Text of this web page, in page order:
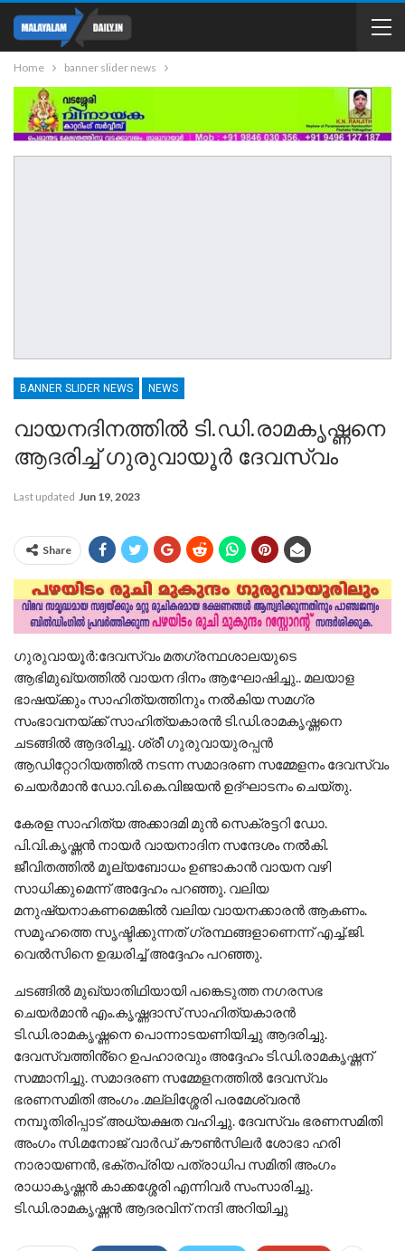
Home banner slider news
BANNER SLIDER NEWS NEWS
വായനദിനത്തിൽ ടി.ഡി.രാമകൃഷ്ണനെ
ആദരിച്ച് ഗുരുവായൂർ ദേവസ്വം
Last updated Jun 19, 2023
Share
ഗുരുവായൂർ:ദേവസ്വം മതഗ്രന്ഥശാലയുടെ
ആഭിമുഖ്യത്തിൽ വായന ദിനം ആഘോഷിച്ചു.. മലയാള
ഭാഷയ്ക്കും സാഹിത്യത്തിനും നൽകിയ സമഗ്ര
സംഭാവനയ്ക്ക് സാഹിത്യകാരൻ ടി.ഡി.രാമകൃഷ്ണനെ
ചടങ്ങിൽ ആദരിച്ചു. ശ്രീ ഗുരുവായുരപ്പൻ
ആഡിറ്റോറിയത്തിൽ നടന്ന സമാദരണ സമ്മേളനം ദേവസ്വം
ചെയർമാൻ ഡോ.വി.കെ.വിജയൻ ഉദ്ഘാടനം ചെയ്തു.
കേരള സാഹിത്യ അക്കാദമി മുൻ സെക്രട്ടറി ഡോ.
പി.വി.കൃഷ്ണൻ നായർ വായനാദിന സന്ദേശം നൽകി.
ജീവിതത്തിൽ മൂല്യബോധം ഉണ്ടാകാൻ വായന വഴി
സാധിക്കുമെന്ന് അദ്ദേഹം പറഞ്ഞു. വലിയ
മനുഷ്യനാകണമെങ്കിൽ വലിയ വായനക്കാരൻ ആകണം.
സമൂഹത്തെ സൃഷ്ടിക്കുന്നത് ഗ്രന്ഥങ്ങളാണെന്ന് എച്ച്.ജി.
വെൽസിനെ ഉദ്ധരിച്ച് അദ്ദേഹം പറഞ്ഞു.
ചടങ്ങിൽ മുഖ്യാതിഥിയായി പങ്കെടുത്ത നഗരസഭ
ചെയർമാൻ എം.കൃഷ്ണദാസ് സാഹിത്യകാരൻ
ടി.ഡി.രാമകൃഷ്ണനെ പൊന്നാടയണിയിച്ചു ആദരിച്ചു.
ദേവസ്വത്തിൻ്റെ ഉപഹാരവും അദ്ദേഹം ടി.ഡി.രാമകൃഷ്ണന്
സമ്മാനിച്ചു. സമാദരണ സമ്മേളനത്തിൽ ദേവസ്വം
ഭരണസമിതി അംഗം .മല്ലിശ്ശേരി പരമേശ്വരൻ
നമ്പൂതിരിപ്പാട് അധ്യക്ഷത വഹിച്ചു. ദേവസ്വം ഭരണസമിതി
അംഗം സി.മനോജ് വാർഡ് കൗൺസിലർ ശോഭാ ഹരി
നാരായണൻ, ഭക്തപ്രിയ പത്രാധിപ സമിതി അംഗം
രാധാകൃഷ്ണൻ കാക്കശ്ശേരി എന്നിവർ സംസാരിച്ചു.
ടി.ഡി.രാമകൃഷ്ണൻ ആദരവിന് നന്ദി അറിയിച്ചു